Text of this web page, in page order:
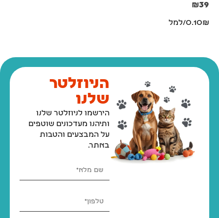
₪39
0.10₪/למל
הניוזלטר
שלנו
הירשמו לניוזלטר שלנו
ותיהנו מעדכונים שוטפים
על המבצעים והטבות
באתר.